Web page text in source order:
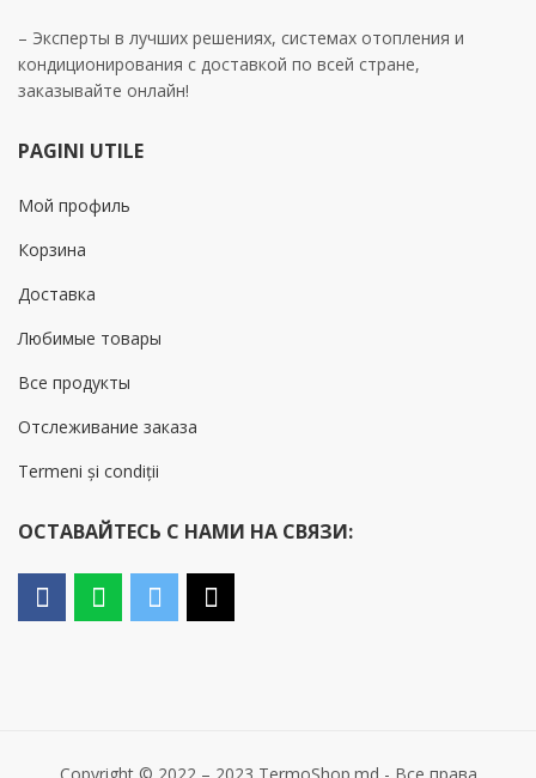
– Эксперты в лучших решениях, системах отопления и
кондиционирования с доставкой по всей стране,
заказывайте онлайн!
PAGINI UTILE
Мой профиль
Корзина
Доставка
Любимые товары
Все продукты
Отслеживание заказа
Termeni și condiții
ОСТАВАЙТЕСЬ С НАМИ НА СВЯЗИ: